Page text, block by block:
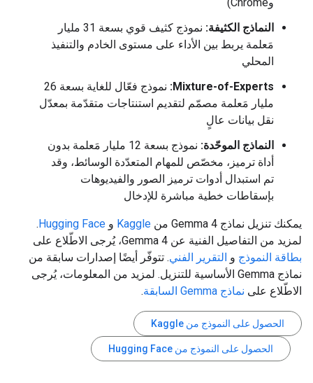
النماذج الكثيفة:
نموذج كثيف قوي بسعة 31 مليار
مَعلمة يربط بين الأداء على مستوى الخادم والتنفيذ
المحلي
Mixture-of-Experts:
نموذج فعّال للغاية بسعة 26
مليار مَعلمة مصمّم لتقديم استنتاجات متقدّمة بمعدّل
نقل بيانات عالٍ
النماذج الموحّدة:
نموذج بسعة 12 مليار مَعلمة بدون
أداة ترميز، مخصّص للمهام المتعدّدة الوسائط، وقد
تم استبدال أدوات ترميز الصور والفيديوهات
بإسقاطات خطية مباشرة للإدخال
يمكنك تنزيل نماذج Gemma 4 من Kaggle و Hugging Face
.
لمزيد من التفاصيل الفنية عن Gemma 4، يُرجى الاطّلاع على
بطاقة النموذج و التقرير الفني. تتوفّر أيضًا إصدارات سابقة من
نماذج Gemma الأساسية للتنزيل. لمزيد من المعلومات، يُرجى
الاطّلاع على نماذج Gemma السابقة .
الحصول على النموذج من Kaggle
الحصول على النموذج من Hugging Face